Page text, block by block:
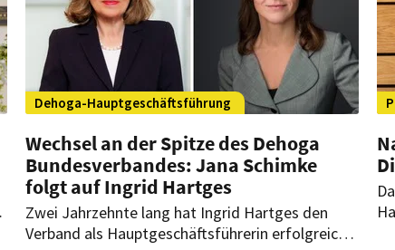
Dehoga-Hauptgeschäftsführung
Wechsel an der Spitze des Dehoga
Bundesverbandes: Jana Schimke
folgt auf Ingrid Hartges
Zwei Jahrzehnte lang hat Ingrid Hartges den
Verband als Hauptgeschäftsführerin erfolgreich